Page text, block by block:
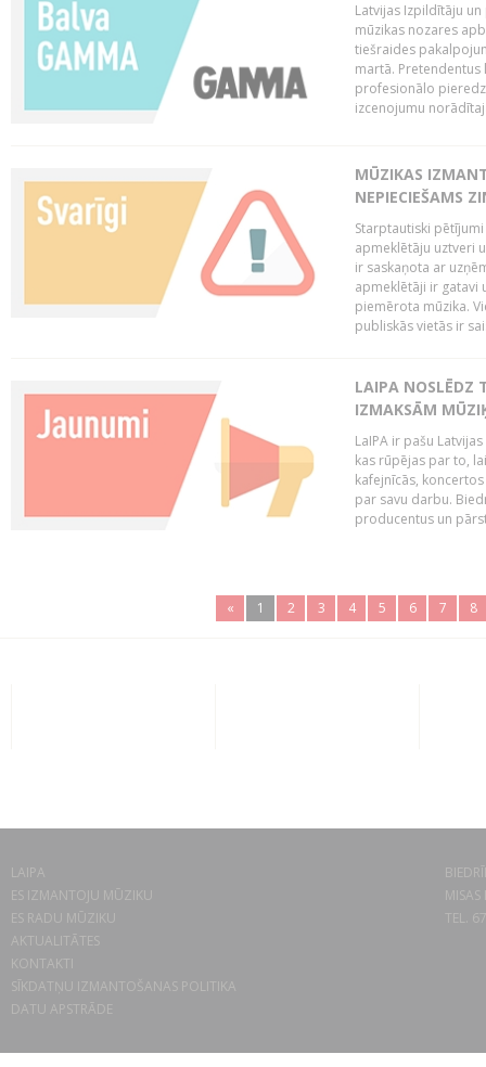
Latvijas Izpildītāju
mūzikas nozares
tiešraides
martā. Pretendentus
profesionālo
izcenojumu
MŪZIKAS
NEPIECIEŠAMS
Starptautiski
apmeklētāju uztveri
ir saskaņota ar
apmeklētāji ir gatavi
piemērota mūzika.
publiskās vietās ir
LAIPA NOSLĒDZ
IZMAKSĀM
LaIPA ir pašu
kas rūpējas par to,
kafejnīcās,
par savu darbu.
producentus un
« 1 2 3 4 5 6 7 8
LAIPA
ES IZMANTOJU MŪZIKU
ES RADU MŪZIKU
AKTUALITĀTES
KONTAKTI
SĪKDATŅU IZMANTOŠANAS POLITIKA
DATU APSTRĀDE
TEL.